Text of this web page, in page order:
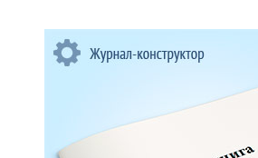
Сотрудничество
Поставщикам
Выдача продукции: